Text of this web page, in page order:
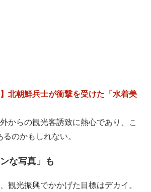
】北朝鮮兵士が衝撃を受けた「水着美
からの観光客誘致に熱心であり、こ
のかもしれない。
な写真」も
観光振興でかかげた目標はデカイ。